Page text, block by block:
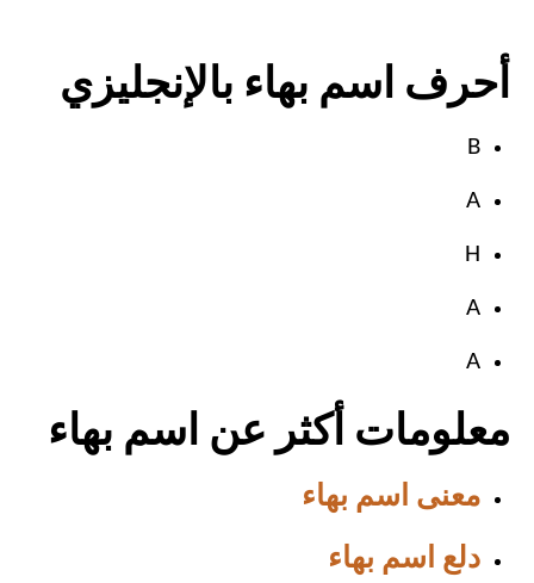
أحرف اسم بهاء بالإنجليزي
B
A
H
A
A
معلومات أكثر عن اسم بهاء
معنى اسم بهاء
دلع اسم بهاء